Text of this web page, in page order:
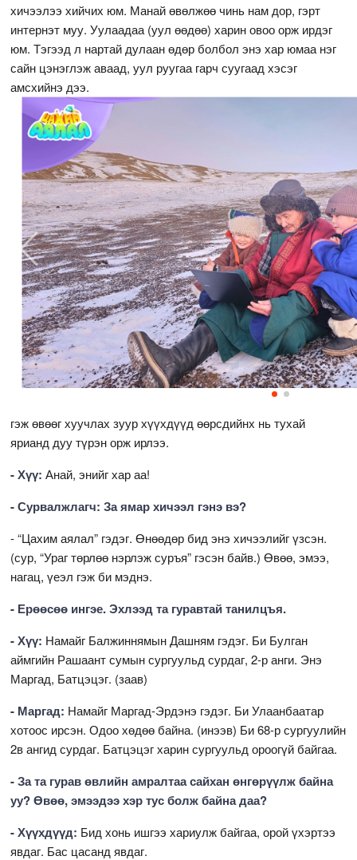
хичээлээ хийчих юм. Манай өвөлжөө чинь нам дор, гэрт
интернэт муу. Уулаадаа (уул өөдөө) харин овоо орж ирдэг
юм. Тэгээд л нартай дулаан өдөр болбол энэ хар юмаа нэг
сайн цэнэглэж аваад, уул руугаа гарч суугаад хэсэг
амсхийнэ дээ.
гэж өвөөг хуучлах зуур хүүхдүүд өөрсдийнх нь тухай
ярианд дуу түрэн орж ирлээ.
- Хүү:Анай, энийг хар аа!
- Сурвалжлагч: За ямар хичээл гэнэ вэ?
- “Цахим аялал” гэдэг. Өнөөдөр бид энэ хичээлийг үзсэн.
(сур, “Ураг төрлөө нэрлэж суръя” гэсэн байв.) Өвөө, эмээ,
нагац, үеэл гэж би мэднэ.
- Ерөөсөө ингэе. Эхлээд та гуравтай танилцъя.
- Хүү: Намайг Балжиннямын Дашням гэдэг. Би Булган
аймгийн Рашаант сумын сургуульд сурдаг, 2-р анги. Энэ
Маргад, Батцэцэг. (заав)
- Маргад: Намайг Маргад-Эрдэнэ гэдэг. Би Улаанбаатар
хотоос ирсэн. Одоо хөдөө байна. (инээв) Би 68-р сургуулийн
2в ангид сурдаг. Батцэцэг харин сургуульд ороогүй байгаа.
- За та гурав өвлийн амралтаа сайхан өнгөрүүлж байна
уу? Өвөө, эмээдээ хэр тус болж байна даа?
- Хүүхдүүд: Бид хонь ишгээ хариулж байгаа, орой үхэртээ
явдаг. Бас цасанд явдаг.